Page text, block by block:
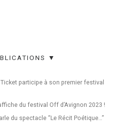
▼
Ticket participe à son premier festival
du festival Off d’Avignon 2023 !
du spectacle “Le Récit Poétique…”